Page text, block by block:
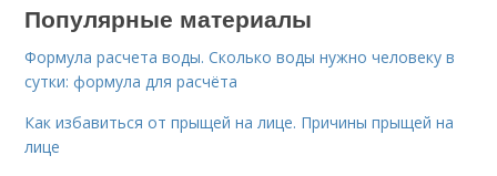
Популярные материалы
Формула расчета воды. Сколько воды нужно человеку в
сутки: формула для расчёта
Как избавиться от прыщей на лице. Причины прыщей на
лице